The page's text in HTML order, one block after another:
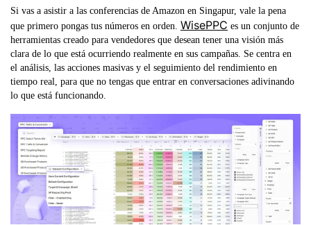
Si vas a asistir a las conferencias de Amazon en Singapur, vale la pena
que primero pongas tus números en orden. WisePPC es un conjunto de
herramientas creado para vendedores que desean tener una visión más
clara de lo que está ocurriendo realmente en sus campañas. Se centra en
el análisis, las acciones masivas y el seguimiento del rendimiento en
tiempo real, para que no tengas que entrar en conversaciones adivinando
lo que está funcionando.